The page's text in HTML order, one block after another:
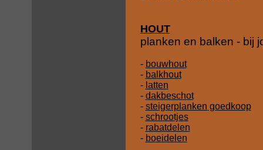
HOUT
planken en balken - bij
- bouwhout
- balkhout
- latten
- dakbeschot
- steigerplanken goedkoop
- schrootjes
- rabatdelen
- boeidelen